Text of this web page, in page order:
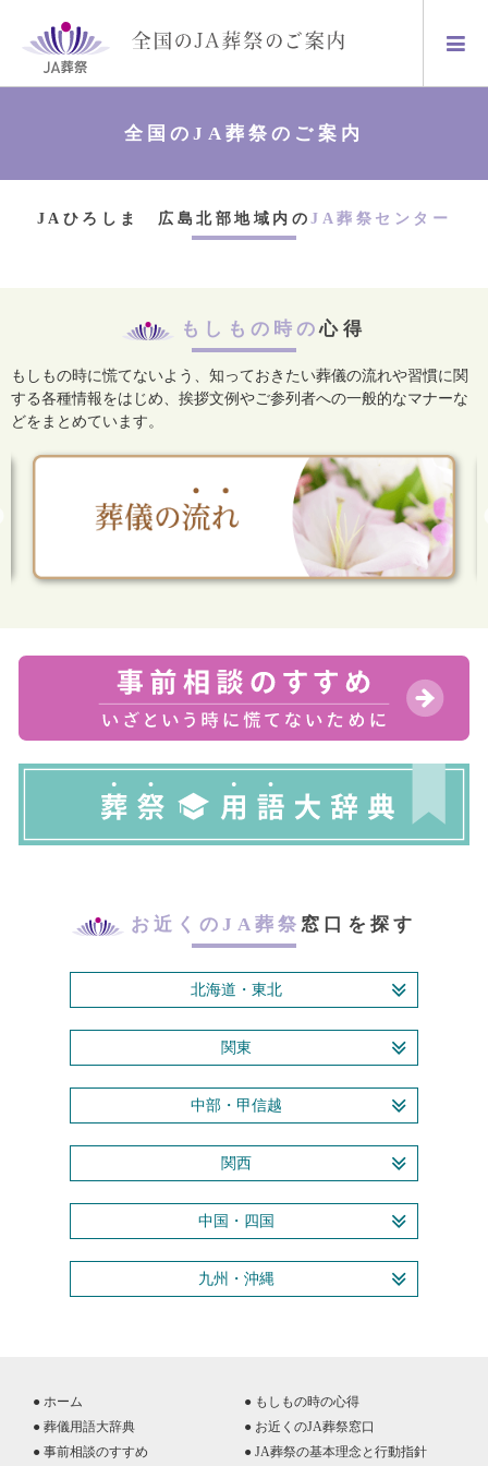
全国のJA葬祭のご案内
JAひろしま 広島北部地域内のJA葬祭センター
もしもの時の心得
もしもの時に慌てないよう、知っておきたい葬儀の流れや習慣に関
する各種情報をはじめ、 挨拶文例やご参列者への一般的なマナーな
どをまとめています。
お近くのJA葬祭 窓口を探す
北海道・東北
関東
中部・甲信越
関西
中国・四国
九州・沖縄
● ホーム
● もしもの時の心得
● 葬儀用語大辞典
● お近くのJA葬祭窓口
● 事前相談のすすめ
● JA葬祭の基本理念と行動指針